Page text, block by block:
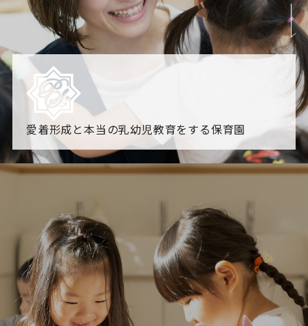
愛着形成と本当の乳幼児教育をする保育園
園からのお知らせ
「すくすく子育て」でリトルスター保育園が紹介されま
各園のブログ
2026.08.06 赤しそジュース作り～にじ組～2026.08.0
5 【そら組】誕生会
一覧を見る